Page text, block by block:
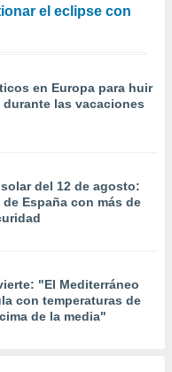
el eclipse con
en Europa para huir
las vacaciones
del 12 de agosto:
España con más de
"El Mediterráneo
con temperaturas de
de la media"